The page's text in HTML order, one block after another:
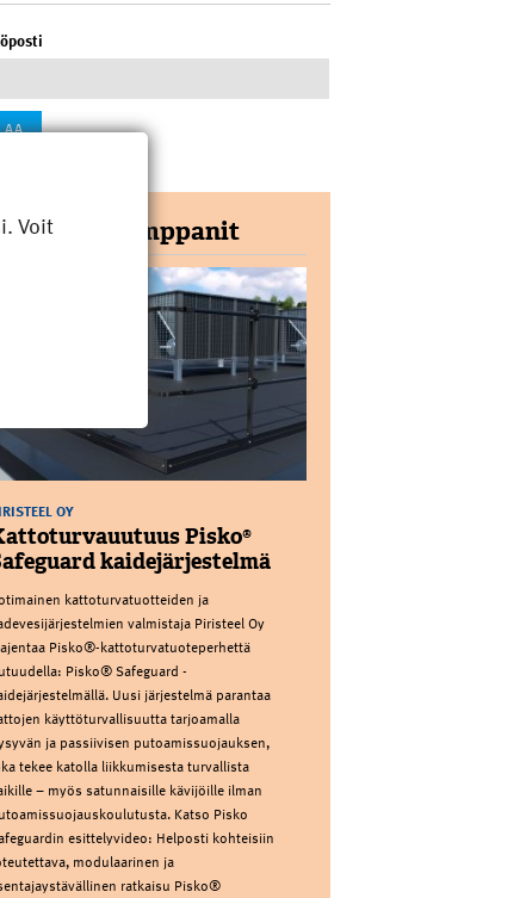
OY
Pisko®
kaidejärjestelmä
kattoturvatuotteiden ja
valmistaja Piristeel Oy
Pisko®-kattoturvatuoteperhettä
Pisko® Safeguard -
Uusi järjestelmä parantaa
käyttöturvallisuutta tarjoamalla
ja passiivisen putoamissuojauksen,
tekee katolla liikkumisesta turvallista
– myös satunnaisille kävijöille ilman
Katso Pisko
esittelyvideo: Helposti kohteisiin
modulaarinen ja
ratkaisu Pisko®
Voit